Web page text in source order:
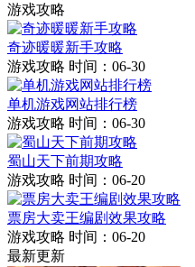
游戏攻略
奇迹暖暖新手攻略
游戏攻略 时间：06-30
单机游戏网站排行榜
游戏攻略 时间：06-30
蜀山天下前期攻略
游戏攻略 时间：06-20
票房大卖王编剧效果攻略
游戏攻略 时间：06-20
最新更新